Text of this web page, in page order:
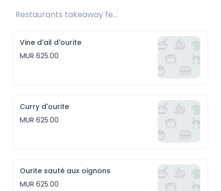
Restaurants takeaway fee Rs25 included
Vine d'ail d'ourite
MUR 625.00
Curry d'ourite
MUR 625.00
Ourite sauté aux oignons
MUR 625.00